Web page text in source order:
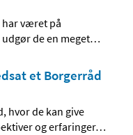
har været på
udgør de en meget…
et Borgerråd
hvor de kan give
og erfaringer…